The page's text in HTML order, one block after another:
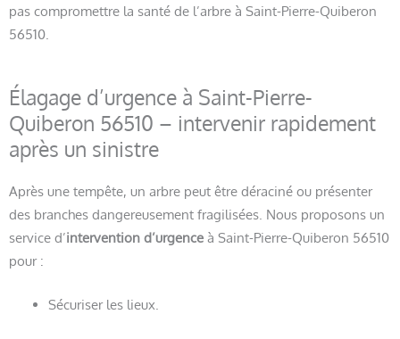
pas compromettre la santé de l’arbre à Saint-Pierre-Quiberon
56510.
Élagage d’urgence à Saint-Pierre-
Quiberon 56510 – intervenir rapidement
après un sinistre
Après une tempête, un arbre peut être déraciné ou présenter
des branches dangereusement fragilisées. Nous proposons un
service d’intervention d’urgence à Saint-Pierre-Quiberon 56510
pour :
Sécuriser les lieux.